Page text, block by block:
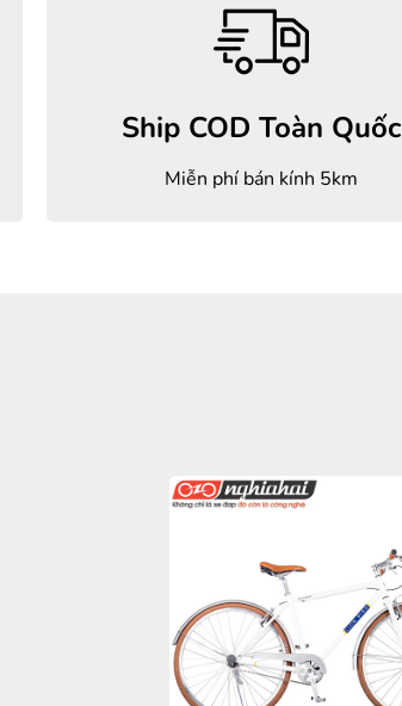
Ship COD Toàn Quốc
Miễn phí bán kính 5km